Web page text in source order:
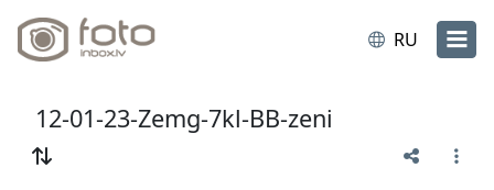
RU
12-01-23-Zemg-7kl-BB-zeni